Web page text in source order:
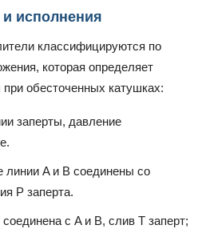
исполнения
классифицируются по
которая определяет
обесточенных катушках:
заперты, давление
A и B соединены со
P заперта.
с A и B, слив T заперт;